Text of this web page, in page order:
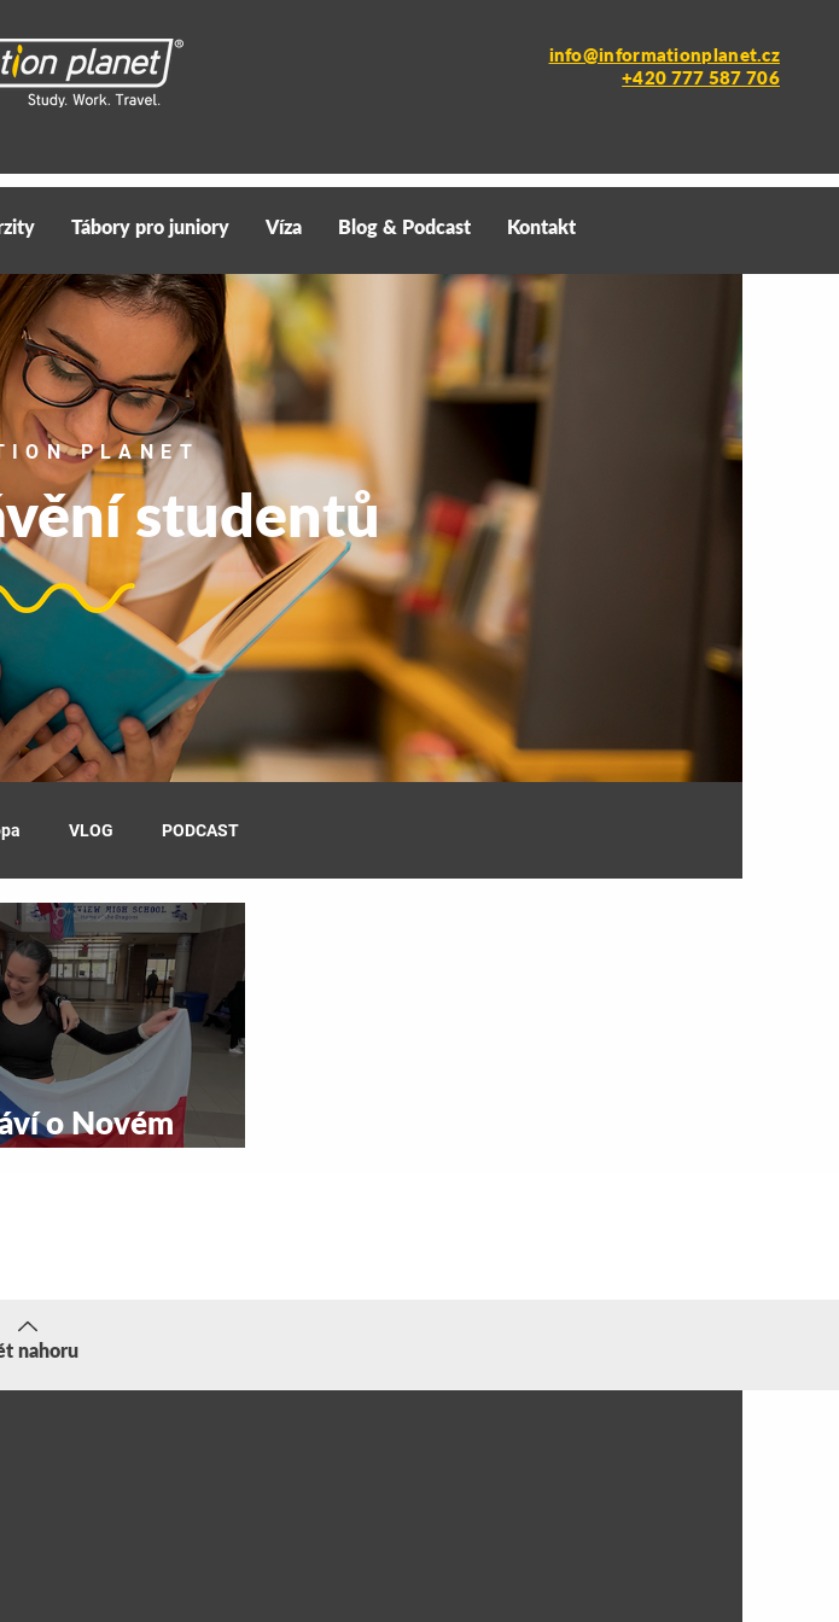
info@informationplanet.cz
+420 777 587 706
Tábory pro juniory Víza Blog & Podcast Kontakt
PLANET
studentů
VLOG PODCAST
o Novém
nahoru